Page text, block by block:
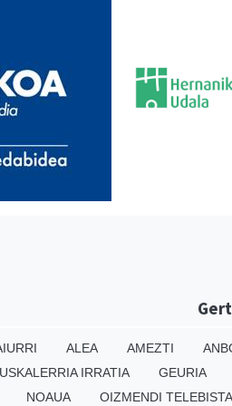
ALEA AMEZTI
IRRATIA GEURIA
NOAUA OIZMENDI TELEBISTA